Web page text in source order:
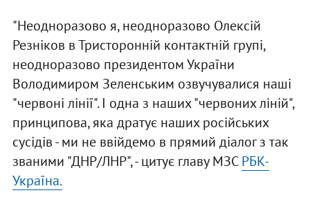
"Неодноразово я, неодноразово Олексій
Резніков в Тристоронній контактній групі,
неодноразово президентом України
Володимиром Зеленським озвучувалися наші
"червоні лінії". І одна з наших "червоних ліній",
принципова, яка дратує наших російських
сусідів - ми не ввійдемо в прямий діалог з так
званими "ДНР/ЛНР", - цитує главу МЗСРБК-
Україна.